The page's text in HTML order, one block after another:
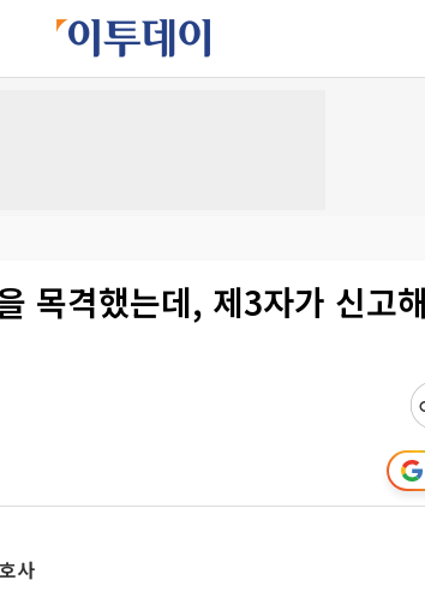
목격했는데, 제3자가 신고
사